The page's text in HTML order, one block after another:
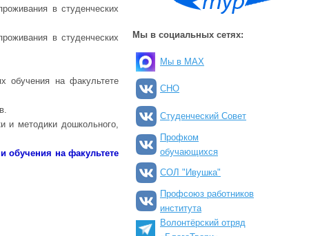
в студенческих
в студенческих
обучения на факультете
и методики дошкольного,
на факультете
Мы в социальных сетях:
Мы в MAX
СНО
Студенческий Совет
Профком
обучающихся
СОЛ "Ивушка"
Профсоюз работников
института
Волонтёрский отряд